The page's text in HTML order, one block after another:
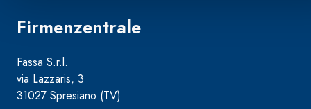
Firmenzentrale
Fassa S.r.l.
via Lazzaris, 3
31027 Spresiano (TV)